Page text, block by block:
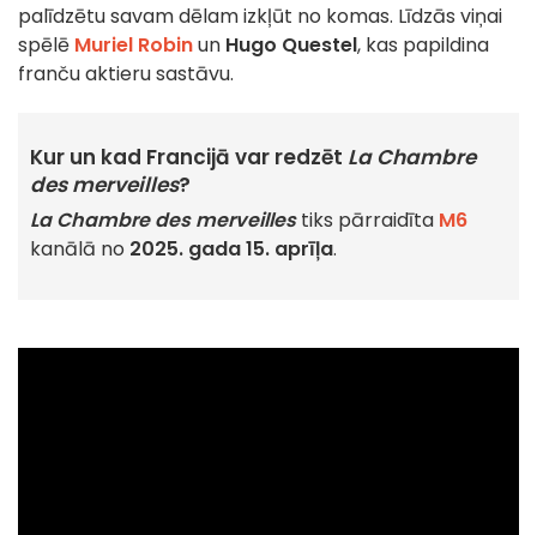
palīdzētu savam dēlam izkļūt no komas. Līdzās viņai
spēlē Muriel Robinun Hugo Questel, kas papildina
franču aktieru sastāvu.
Kur un kad Francijā var redzēt La Chambre
des merveilles?
La Chambre des merveillestiks pārraidīta M6
kanālā no 2025. gada 15. aprīļa.